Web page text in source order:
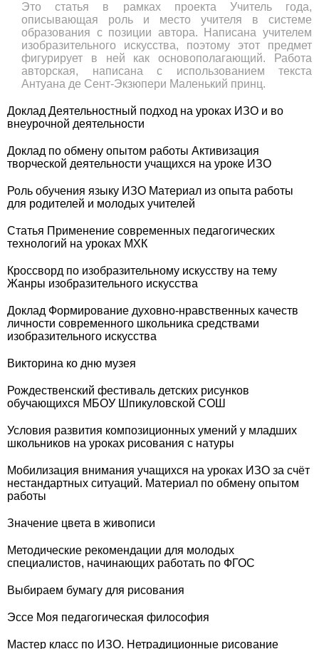
Это статья в рамках проекта Учитель года,
описывающая роль и место учителя в системе
образования с позиции автора. Написана учителем
изобразительного искусства, поэтому этот предмет
фигурирует в ней как основополагающий. Работа
авторская, написана с использованием текста
Антуана де Сент-Экзюпери Маленький принц.
Доклад Деятельностный подход на уроках ИЗО и во
внеурочной деятельности
Доклад по обмену опытом работы Активизация
творческой деятельности учащихся на уроке ИЗО
Роль обучения языку ИЗО Материал из опыта работы
для родителей и молодых учителей
Статья Применение современных педагогических
технологий на уроках МХК
Кроссворд по изобразительному искусству на тему
Жанры изобразительного искусства
Доклад Формирование духовно-нравственных качеств
личности современного школьника средствами
изобразительного искусства
Викторина ко дню музея
Рождественский фестиваль детских рисунков
обучающихся МБОУ Шпикуловской СОШ
Условия развития композиционных умений у младших
школьников на уроках рисования с натуры
Мобилизация внимания учащихся на уроках ИЗО за счёт
нестандартных ситуаций. Материал по обмену опытом
работы
Значение цвета в живописи
Методические рекомендации для молодых
специалистов, начинающих работать по ФГОС
Выбираем бумагу для рисования
Эссе Моя педагогическая философия
Мастер класс по ИЗО. Нетрадиционные рисование